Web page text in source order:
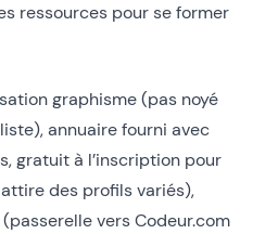
ressources pour se former
graphisme (pas noyé
annuaire fourni avec
gratuit à l’inscription pour
des profils variés),
vers Codeur.com